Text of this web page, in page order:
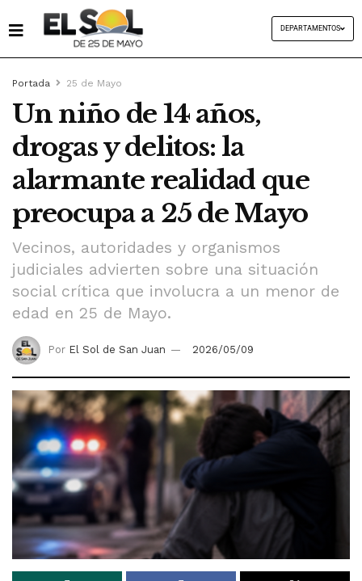
DEPARTAMENTOS
Portada 25 de Mayo
Un niño de 14 años,
drogas y delitos: la
alarmante realidad que
preocupa a 25 de Mayo
Vecinos, autoridades y organismos
judiciales advierten sobre una situación
social crítica que involucra a un menor de
edad en 25 de Mayo.
Por El Sol de San Juan 2026/05/09